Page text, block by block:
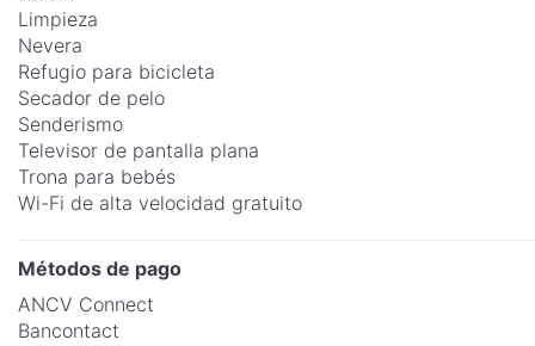
Limpieza
Nevera
Refugio para bicicleta
Secador de pelo
Senderismo
Televisor de pantalla plana
Trona para bebés
Wi-Fi de alta velocidad gratuito
Métodos de pago
ANCV Connect
Bancontact